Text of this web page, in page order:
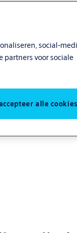
social-
partners voor sociale
alle cookies